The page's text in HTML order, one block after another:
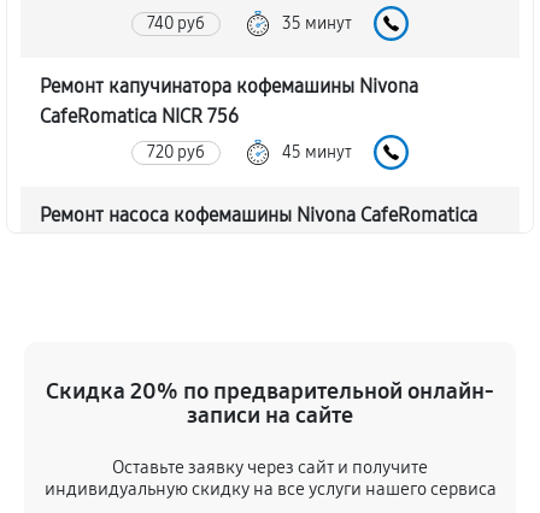
740 руб 35 минут
Ремонт капучинатора кофемашины Nivona
CafeRomatica NICR 756
720 руб 45 минут
Ремонт насоса кофемашины Nivona CafeRomatica
620 руб 45 минут
Чистка от кофейных масел
Скидка 20% по предварительной онлайн-
записи на сайте
Оставьте заявку через сайт и получите
индивидуальную скидку на все услуги нашего сервиса